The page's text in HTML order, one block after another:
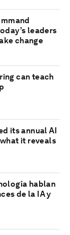
leaders
change
can teach
its annual AI
it reveals
hablan
de la IA y